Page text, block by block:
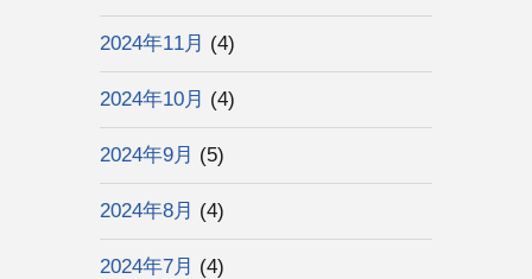
2024年11月 (4)
2024年10月 (4)
2024年9月 (5)
2024年8月 (4)
2024年7月 (4)